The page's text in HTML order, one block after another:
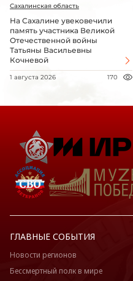
Сахалинская область
На Сахалине увековечили
память участника Великой
Отечественной войны
Татьяны Васильевны
Кочневой
1 августа 2026 170
ГЛАВНЫЕ СОБЫТИЯ
Новости регионов
Бессмертный полк в мире